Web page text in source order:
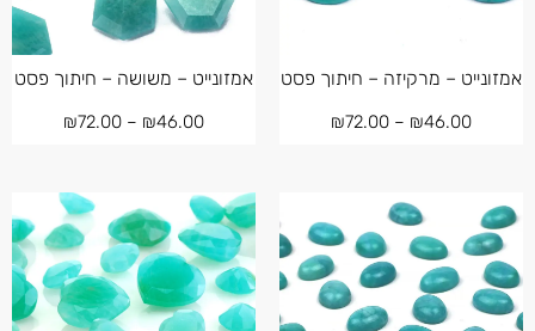
אמזונייט – מרקיזה – חיתוך פסט
₪46.00
–
₪72.00
אמזונייט – משושה – חיתוך פסט
₪46.00
–
₪72.00